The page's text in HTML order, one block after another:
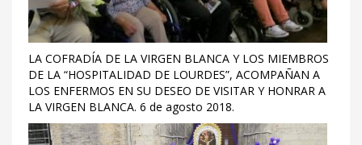
LA COFRADÍA DE LA VIRGEN BLANCA Y LOS MIEMBROS
DE LA “HOSPITALIDAD DE LOURDES”, ACOMPAÑAN A
LOS ENFERMOS EN SU DESEO DE VISITAR Y HONRAR A
LA VIRGEN BLANCA. 6 de agosto 2018.